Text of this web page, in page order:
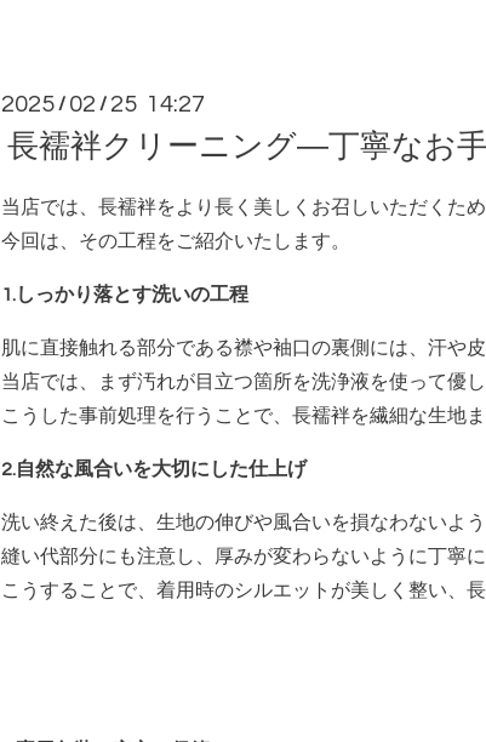
2025 / 02 / 25 14:27
長襦袢クリーニング―丁寧なお
当店では、長襦袢をより長く美しくお召しいただくた
今回は、その工程をご紹介いたします。
1.しっかり落とす洗いの工程
肌に直接触れる部分である襟や袖口の裏側には、汗や
当店では、まず汚れが目立つ箇所を洗浄液を使って優
こうした事前処理を行うことで、長襦袢を繊細な生地
2.自然な風合いを大切にした仕上げ
洗い終えた後は、生地の伸びや風合いを損なわないよ
縫い代部分にも注意し、厚みが変わらないように丁寧に
こうすることで、着用時のシルエットが美しく整い、